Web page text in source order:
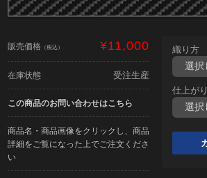
販売価格 （税込） ¥11,000
在庫状態 受注生産
この商品のお問い合わせはこちら
商品名・商品画像をクリックし、商品
詳細をご覧になった上でご注文くださ
い
織り方
仕上がり